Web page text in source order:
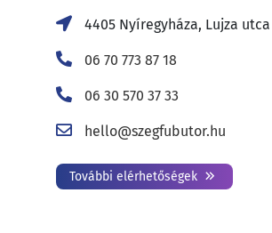
4405 Nyíregyháza, Lujza utca
06 70 773 87 18
06 30 570 37 33
hello@szegfubutor.hu
További elérhetőségek